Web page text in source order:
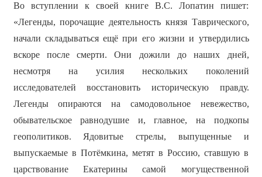
Во вступлении к своей книге В.С. Лопатин пишет:
«Легенды, порочащие деятельность князя Таврического,
начали складываться ещё при его жизни и утвердились
вскоре после смерти. Они дожили до наших дней,
несмотря на усилия нескольких поколений
исследователей восстановить историческую правду.
Легенды опираются на самодовольное невежество,
обывательское равнодушие и, главное, на подкопы
геополитиков. Ядовитые стрелы, выпущенные и
выпускаемые в Потёмкина, метят в Россию, ставшую в
царствование Екатерины самой могущественной